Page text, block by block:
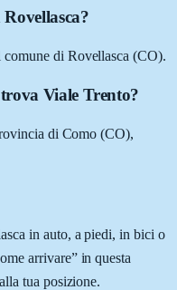
di Rovellasca (CO).
Viale Trento?
di Como (CO),
in auto, a piedi, in bici o
arrivare” in questa
tua posizione.